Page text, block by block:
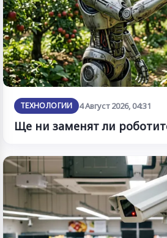
ТЕХНОЛОГИИ 4 Август 2026, 04:31
Ще ни заменят ли